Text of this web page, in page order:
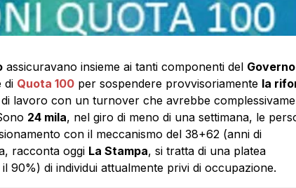
assicuravano insieme ai tanti componenti del
di Quota 100per sospendere provvisoriamente la
lavoro con un turnover che avrebbe
24 mila, nel giro di meno di una settimana, le
con il meccanismo del 38+62 (anni di
racconta oggi La Stampa, si tratta di una platea
90%) di individui attualmente privi di occupazione.